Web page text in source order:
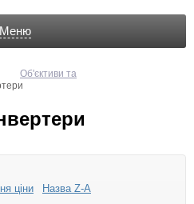
Меню
Об'єктиви та
ціни Назва Z-A